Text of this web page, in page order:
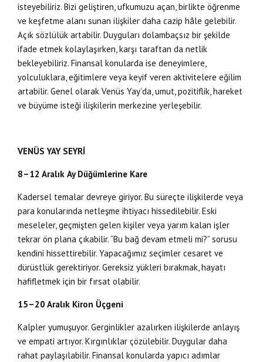
isteyebiliriz. Bizi geliştiren, ufkumuzu açan, birlikte öğrenme
ve keşfetme alanı sunan ilişkiler daha cazip hâle gelebilir.
Açık sözlülük artabilir. Duyguları dolambaçsız bir şekilde
ifade etmek kolaylaşırken, karşı taraftan da netlik
bekleyebiliriz. Finansal konularda ise deneyimlere,
yolculuklara, eğitimlere veya keyif veren aktivitelere eğilim
artabilir. Genel olarak Venüs Yay’da, umut, pozitiflik, hareket
ve büyüme isteği ilişkilerin merkezine yerleşebilir.
VENÜS YAY SEYRİ
8–12 Aralık Ay Düğümlerine Kare
Kadersel temalar devreye giriyor. Bu süreçte ilişkilerde veya
para konularında netleşme ihtiyacı hissedilebilir. Eski
meseleler, geçmişten gelen kişiler veya yarım kalan işler
tekrar ön plana çıkabilir. “Bu bağ devam etmeli mi?” sorusu
kendini hissettirebilir. Yapacağımız seçimler cesaret ve
dürüstlük gerektiriyor. Gereksiz yükleri bırakmak, hayatı
hafifletmek için bir fırsat olabilir.
15–20 Aralık Kiron Üçgeni
Kalpler yumuşuyor. Gerginlikler azalırken ilişkilerde anlayış
ve empati artıyor. Kırgınlıklar çözülebilir. Duygular daha
rahat paylaşılabilir. Finansal konularda yapıcı adımlar